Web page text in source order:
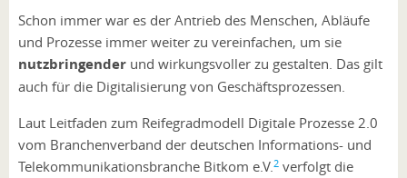
Schon immer war es der Antrieb des Menschen, Abläufe
und Prozesse immer weiter zu vereinfachen, um sie
nutzbringender und wirkungsvoller zu gestalten. Das gilt
auch für die Digitalisierung von Geschäftsprozessen.
Laut Leitfaden zum Reifegradmodell Digitale Prozesse 2.0
vom Branchenverband der deutschen Informations- und
Telekommunikationsbranche Bitkom e.V.2 verfolgt die